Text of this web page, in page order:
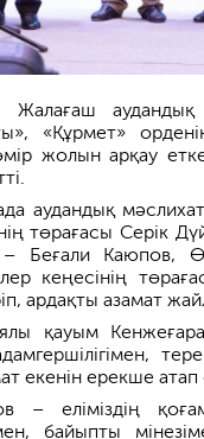
Жалағаш
«Құрмет»
жолын арқау
аудандық
төрағасы Серік
– Беғали Каюпов,
кеңесінің
ардақты азамат
қауым
екенін ерекше атап
– еліміздің
байыпты